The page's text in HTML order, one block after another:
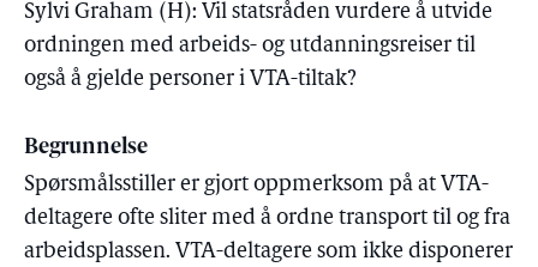
Sylvi Graham (H): Vil statsråden vurdere å utvide
ordningen med arbeids- og utdanningsreiser til
også å gjelde personer i VTA-tiltak?
Begrunnelse
Spørsmålsstiller er gjort oppmerksom på at VTA-
deltagere ofte sliter med å ordne transport til og fra
arbeidsplassen. VTA-deltagere som ikke disponerer